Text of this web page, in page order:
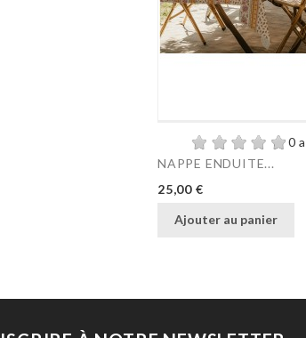
0
NAPPE ENDUITE...
Prix
25,00 €
Ajouter au panier